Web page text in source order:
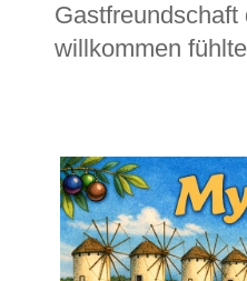
willkommen